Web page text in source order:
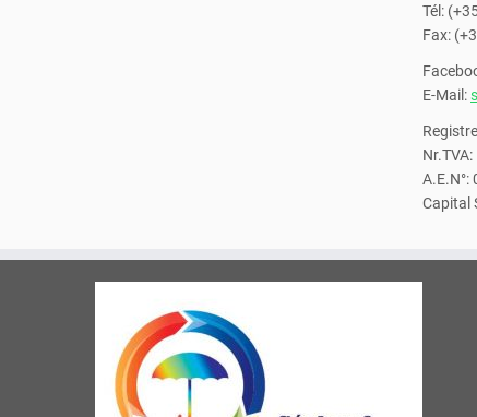
Tél:
Fax:
E-Mail:
Capital